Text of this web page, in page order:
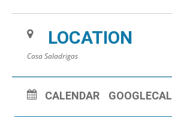
LOCATION
Casa Saladrigas
CALENDAR GOOGLECAL